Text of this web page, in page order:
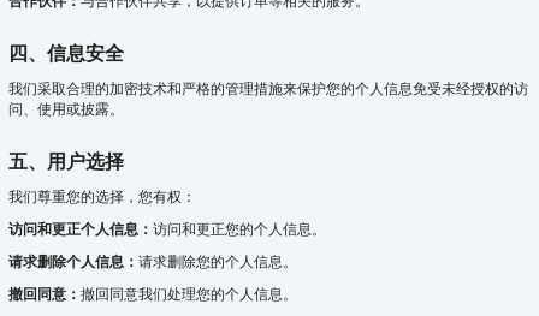
四、信息安全
我们采取合理的加密技术和严格的管理措施来保护您的个人信息免受未经授权的访
问、使用或披露。
五、用户选择
我们尊重您的选择，您有权：
访问和更正个人信息： 访问和更正您的个人信息。
请求删除个人信息： 请求删除您的个人信息。
撤回同意： 撤回同意我们处理您的个人信息。